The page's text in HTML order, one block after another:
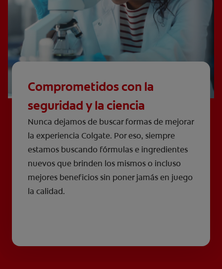
Comprometidos con la
seguridad y la ciencia
Nunca dejamos de buscar formas de mejorar
la experiencia Colgate. Por eso, siempre
estamos buscando fórmulas e ingredientes
nuevos que brinden los mismos o incluso
mejores beneficios sin poner jamás en juego
la calidad.